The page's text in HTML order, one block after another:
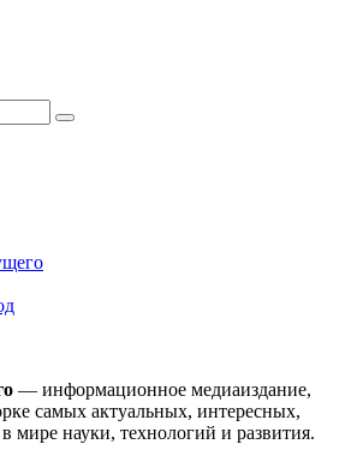
Поиск
— информационное медиаиздание,
самых актуальных, интересных,
мире науки, технологий и развития.